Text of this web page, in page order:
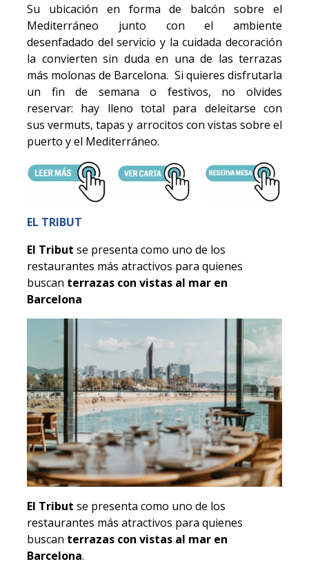
Su ubicación en forma de balcón sobre el
Mediterráneo junto con el ambiente
desenfadado del servicio y la cuidada decoración
la convierten sin duda en una de las terrazas
más molonas de Barcelona. Si quieres disfrutarla
un fin de semana o festivos, no olvides
reservar: hay lleno total para deleitarse con
sus vermuts, tapas y arrocitos con vistas sobre el
puerto y el Mediterráneo.
EL TRIBUT
El Tribut se presenta como uno de los
restaurantes más atractivos para quienes
buscan terrazas con vistas al mar en
Barcelona
El Tribut se presenta como uno de los
restaurantes más atractivos para quienes
buscan terrazas con vistas al mar en
Barcelona.​